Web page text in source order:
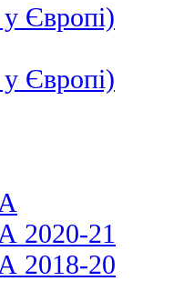
Європі)
Європі)
2020-21
2018-20